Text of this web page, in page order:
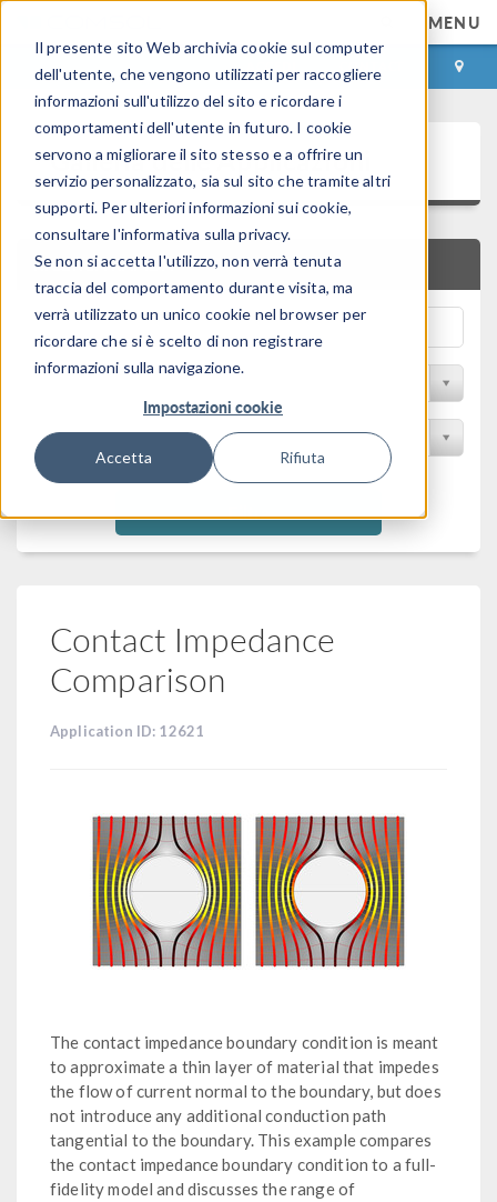
Il presente sito Web archivia cookie sul computer
dell'utente, che vengono utilizzati per raccogliere
informazioni sull'utilizzo del sito e ricordare i
comportamenti dell'utente in futuro. I cookie
servono a migliorare il sito stesso e a offrire un
servizio personalizzato, sia sul sito che tramite altri
supporti. Per ulteriori informazioni sui cookie,
consultare l'informativa sulla privacy.
Se non si accetta l'utilizzo, non verrà tenuta
traccia del comportamento durante visita, ma
verrà utilizzato un unico cookie nel browser per
ricordare che si è scelto di non registrare
informazioni sulla navigazione.
Impostazioni cookie
Accetta Rifiuta
MENU
ACCEDI CONTACT
Galleria delle Applicazioni
RICERCA RAPIDA
Filtra per Prodotto
Filtra
Contact Impedance
Comparison
Application ID: 12621
The contact impedance boundary condition is meant
to approximate a thin layer of material that impedes
the flow of current normal to the boundary, but does
not introduce any additional conduction path
tangential to the boundary. This example compares
the contact impedance boundary condition to a full-
fidelity model and discusses the range of